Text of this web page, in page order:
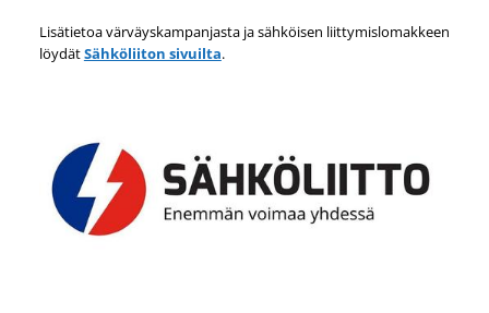
Lisätietoa värväyskampanjasta ja sähköisen liittymislomakkeen
löydätSähköliiton sivuilta.